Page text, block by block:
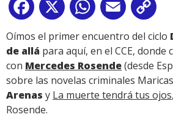
Facebook
X WhatsApp
Email
Oímos el primer encuentro del ciclo
de allá para aquí, en el CCE, donde
con Mercedes Rosende(desde
sobre las novelas criminales
Arenas y La muerte tendrá tus ojos
Rosende.